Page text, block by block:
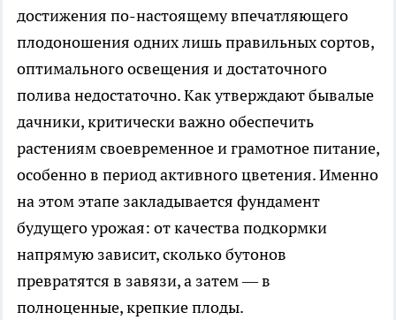
достижения по-настоящему впечатляющего
плодоношения одних лишь правильных сортов,
оптимального освещения и достаточного
полива недостаточно. Как утверждают бывалые
дачники, критически важно обеспечить
растениям своевременное и грамотное питание,
особенно в период активного цветения. Именно
на этом этапе закладывается фундамент
будущего урожая: от качества подкормки
напрямую зависит, сколько бутонов
превратятся в завязи, а затем — в
полноценные, крепкие плоды.